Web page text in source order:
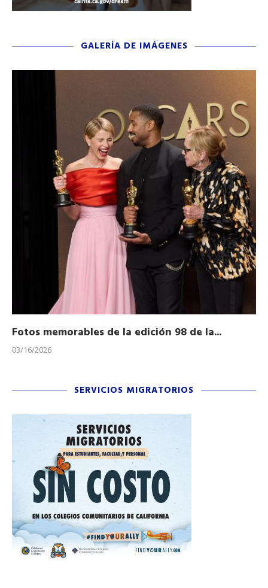
GALERÍA DE IMÁGENES
Fotos memorables de la edición 98 de la...
03/16/2026
SERVICIOS MIGRATORIOS